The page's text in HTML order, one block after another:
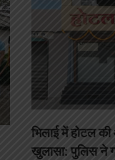
भिलाई में होटल
खुलासा: पुलिस ने